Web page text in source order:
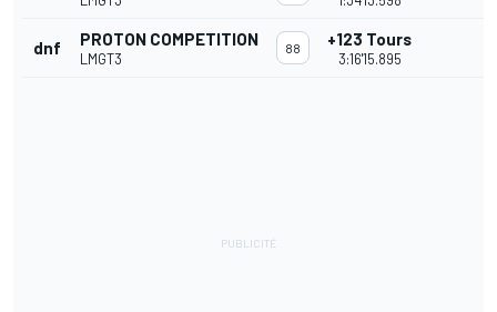
dnf PROTON COMPETITION
LMGT3
88 +123 Tours
3:16'15.895